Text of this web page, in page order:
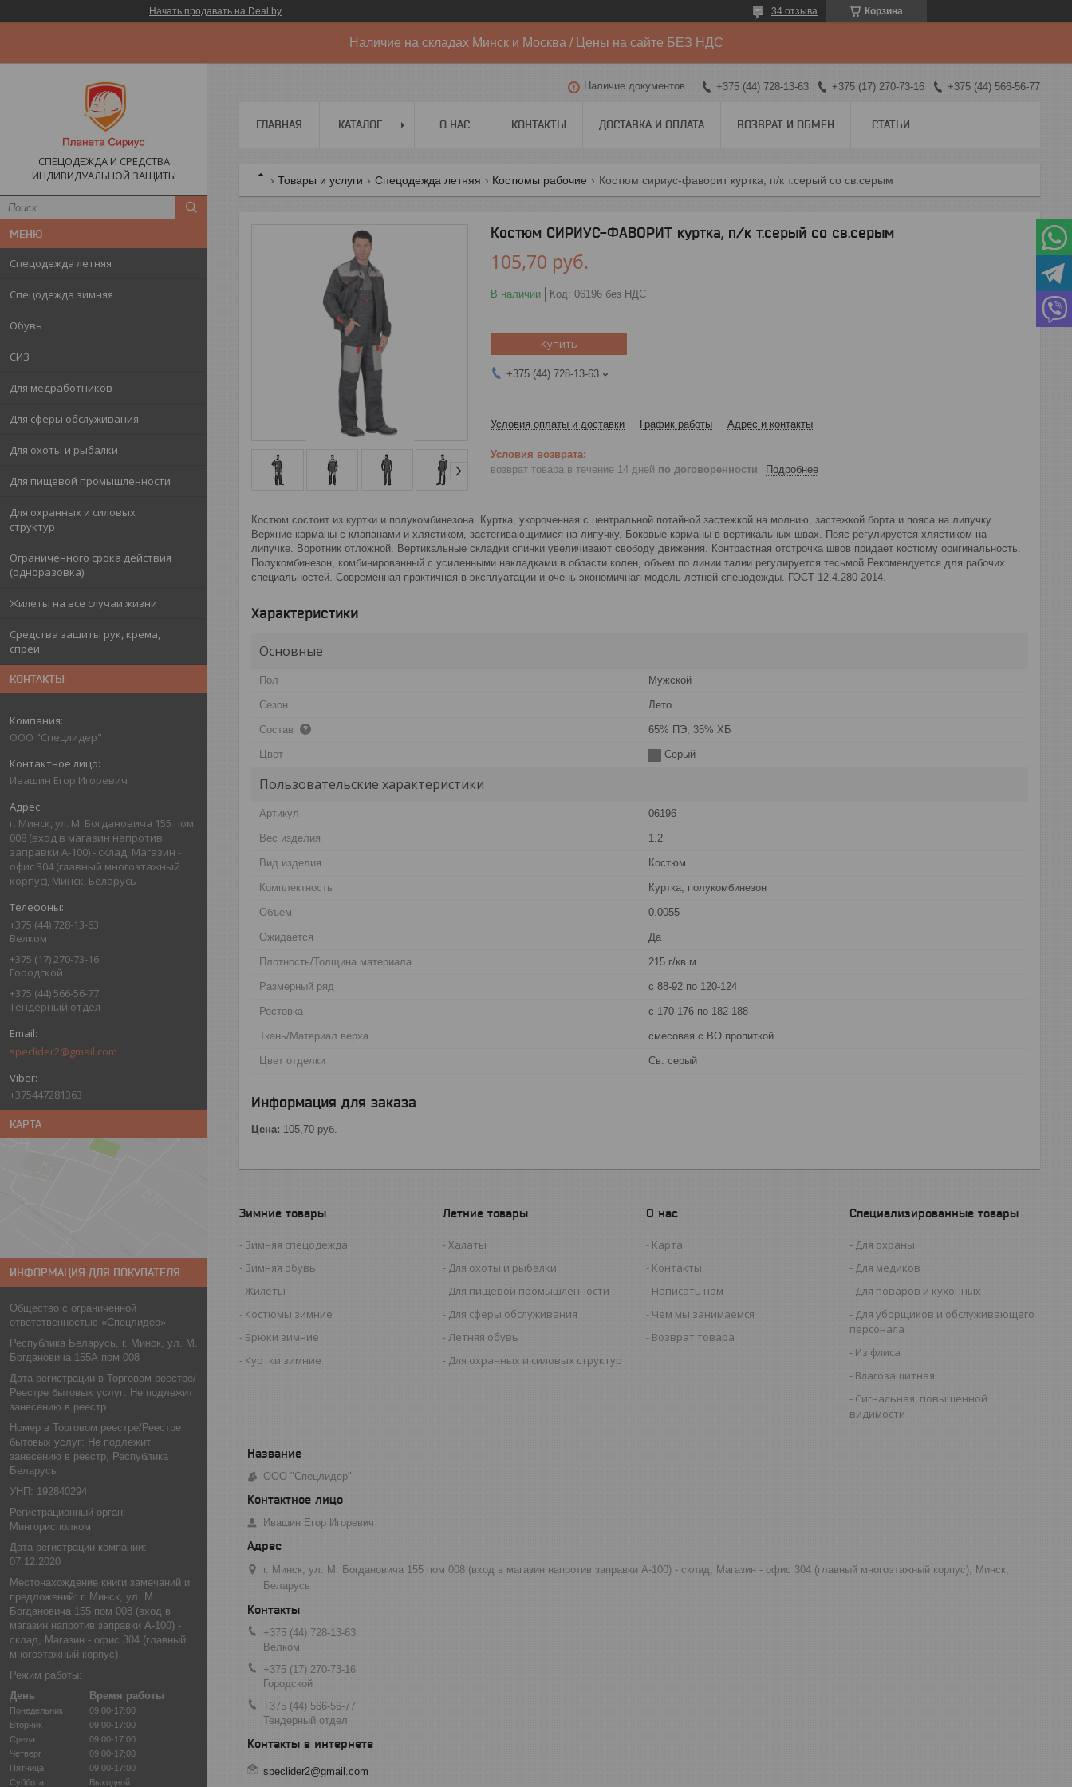
Начать продавать на Deal.by Корзина
34 отзыва
Наличие на складах Минск и Москва / Цены на сайте БЕЗ НДС
СПЕЦОДЕЖДА И СРЕДСТВА
ИНДИВИДУАЛЬНОЙ ЗАЩИТЫ
Спецодежда летняя
Спецодежда зимняя
Обувь
СИЗ
Для медработников
Для сферы обслуживания
Для охоты и рыбалки
Для пищевой промышленности
Для охранных и силовых
структур
Ограниченного срока действия
(одноразовка)
Жилеты на все случаи жизни
Средства защиты рук, крема,
спреи
КОНТАКТЫ
ООО "Спецлидер"
Ивашин Егор Игоревич
г. Минск, ул. М. Богдановича 155 пом
008 (вход в магазин напротив
заправки А-100) - склад, Магазин -
офис 304 (главный многоэтажный
корпус), Минск, Беларусь
+375 (44) 728-13-63
Велком
+375 (17) 270-73-16
Городской
+375 (44) 566-56-77
Тендерный отдел
speclider2@gmail.com
+375447281363
КАРТА
ИНФОРМАЦИЯ ДЛЯ ПОКУПАТЕЛЯ
Общество с ограниченной
ответственностью «Спецлидер»
Республика Беларусь, г. Минск, ул. М.
Богдановича 155А пом 008
Дата регистрации в Торговом реестре/
Реестре бытовых услуг: Не подлежит
занесению в реестр
Номер в Торговом реестре/Реестре
бытовых услуг: Не подлежит
занесению в реестр, Республика
Беларусь
УНП: 192840294
Регистрационный орган:
Мингорисполком
Дата регистрации компании:
07.12.2020
Местонахождение книги замечаний и
предложений: г. Минск, ул. М.
Богдановича 155 пом 008 (вход в
магазин напротив заправки А-100) -
склад, Магазин - офис 304 (главный
многоэтажный корпус)
Режим работы:
День
Время работы
Понедельник
09:00-17:00
Вторник
09:00-17:00
Среда
09:00-17:00
Четверг
09:00-17:00
Пятница
09:00-17:00
Суббота
Выходной
Наличие документов +375 (44) 728-13-63 +375 (17) 270-73-16 +375 (44) 566-56-77
ГЛАВНАЯ КАТАЛОГ О НАС КОНТАКТЫ ДОСТАВКА И ОПЛАТА ВОЗВРАТ И ОБМЕН СТАТЬИ
Товары и услуги Спецодежда летняя Костюмы рабочие Костюм сириус-фаворит куртка, п/к т.серый со св.серым
Костюм СИРИУС-ФАВОРИТ куртка, п/к т.серый со св.серым
105,70 руб.
В наличии Код: 06196 без НДС
Купить
+375 (44) 728-13-63
Условия оплаты и доставки График работы Адрес и контакты
возврат товара в течение 14 дней по договоренности Подробнее
Костюм состоит из куртки и полукомбинезона. Куртка, укороченная с центральной потайной застежкой на молнию, застежкой борта и пояса на липучку.
Верхние карманы с клапанами и хлястиком, застегивающимися на липучку. Боковые карманы в вертикальных швах. Пояс регулируется хлястиком на
липучке. Воротник отложной. Вертикальные складки спинки увеличивают свободу движения. Контрастная отстрочка швов придает костюму оригинальность.
Полукомбинезон, комбинированный с усиленными накладками в области колен, объем по линии талии регулируется тесьмой.Рекомендуется для рабочих
специальностей. Современная практичная в эксплуатации и очень экономичная модель летней спецодежды. ГОСТ 12.4.280-2014.
Характеристики
Основные
Пол Мужской
Сезон Лето
Состав 65% ПЭ, 35% ХБ
Цвет Серый
Пользовательские характеристики
Артикул 06196
Вес изделия 1.2
Вид изделия Костюм
Комплектность Куртка, полукомбинезон
Объем 0.0055
Ожидается Да
Плотность/Толщина материала 215 г/кв.м
Размерный ряд с 88-92 по 120-124
Ростовка с 170-176 по 182-188
Ткань/Материал верха смесовая с ВО пропиткой
Цвет отделки Св. серый
Информация для заказа
Цена: 105,70 руб.
Зимние товары
Зимняя спецодежда
Зимняя обувь
Жилеты
Костюмы зимние
Брюки зимние
Куртки зимние
Летние товары
Халаты
Для охоты и рыбалки
Для пищевой промышленности
Для сферы обслуживания
Летняя обувь
Для охранных и силовых структур
О нас
Карта
Контакты
Написать нам
Чем мы занимаемся
Возврат товара
Специализированные товары
Для охраны
Для медиков
Для поваров и кухонных
Для уборщиков и обслуживающего
персонала
Из флиса
Влагозащитная
Сигнальная, повышенной
видимости
ООО "Спецлидер"
Ивашин Егор Игоревич
г. Минск, ул. М. Богдановича 155 пом 008 (вход в магазин напротив заправки А-100) - склад, Магазин - офис 304 (главный многоэтажный корпус), Минск,
Беларусь
+375 (44) 728-13-63
Велком
+375 (17) 270-73-16
Городской
+375 (44) 566-56-77
Тендерный отдел
speclider2@gmail.com